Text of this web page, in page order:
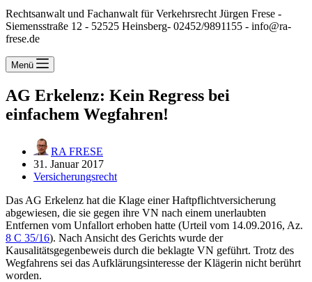
Rechtsanwalt und Fachanwalt für Verkehrsrecht Jürgen Frese -
Siemensstraße 12 - 52525 Heinsberg- 02452/9891155 - info@ra-
frese.de
Menü
AG Erkelenz: Kein Regress bei
einfachem Wegfahren!
RA FRESE
31. Januar 2017
Versicherungsrecht
Das AG Erkelenz hat die Klage einer Haftpflichtversicherung
abgewiesen, die sie gegen ihre VN nach einem unerlaubten
Entfernen vom Unfallort erhoben hatte (Urteil vom 14.09.2016, Az.
8 C 35/16). Nach Ansicht des Gerichts wurde der
Kausalitätsgegenbeweis durch die beklagte VN geführt. Trotz des
Wegfahrens sei das Aufklärungsinteresse der Klägerin nicht berührt
worden.